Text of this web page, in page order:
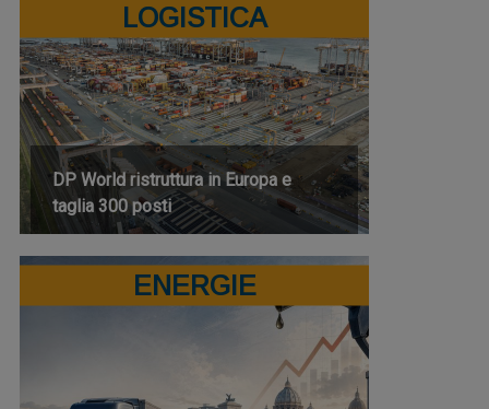
LOGISTICA
DP World ristruttura in Europa e
taglia 300 posti
ENERGIE